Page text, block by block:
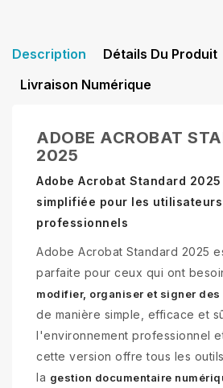
Description
Détails Du Produit
Livraison Numérique
ADOBE ACROBAT
2025
Adobe Acrobat Standard 2025
simplifiée pour les
professionnels
Adobe Acrobat Standard 2025
parfaite pour ceux qui ont
modifier, organiser et signer des
de manière simple, efficace et
l'environnement professionnel
cette version offre tous les
la gestion documentaire